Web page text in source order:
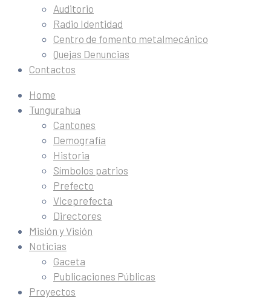
Auditorio
Radio Identidad
Centro de fomento metalmecánico
Quejas Denuncias
Contactos
Home
Tungurahua
Cantones
Demografía
Historia
Símbolos patrios
Prefecto
Viceprefecta
Directores
Misión y Visión
Noticias
Gaceta
Publicaciones Públicas
Proyectos